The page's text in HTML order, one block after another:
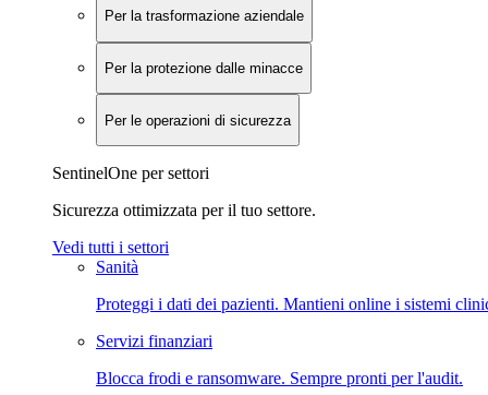
Per la trasformazione aziendale
Per la protezione dalle minacce
Per le operazioni di sicurezza
SentinelOne per settori
Sicurezza ottimizzata per il tuo settore.
Vedi tutti i settori
Sanità
Proteggi i dati dei pazienti. Mantieni online i sistemi
Servizi finanziari
Blocca frodi e ransomware. Sempre pronti per l'audit.